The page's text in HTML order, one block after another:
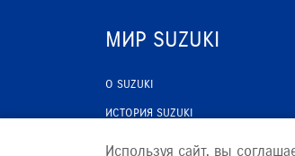
МИР SUZUKI
О SUZUKI
ИСТОРИЯ SUZUKI
Используя сайт, вы